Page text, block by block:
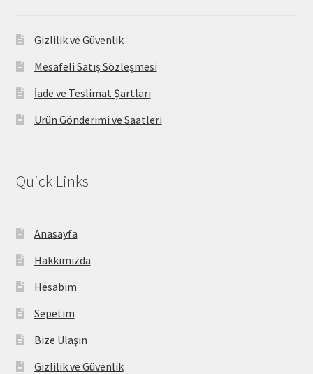
Gizlilik ve Güvenlik
Mesafeli Satış Sözleşmesi
İade ve Teslimat Şartları
Ürün Gönderimi ve Saatleri
Quick Links
Anasayfa
Hakkımızda
Hesabım
Sepetim
Bize Ulaşın
Gizlilik ve Güvenlik